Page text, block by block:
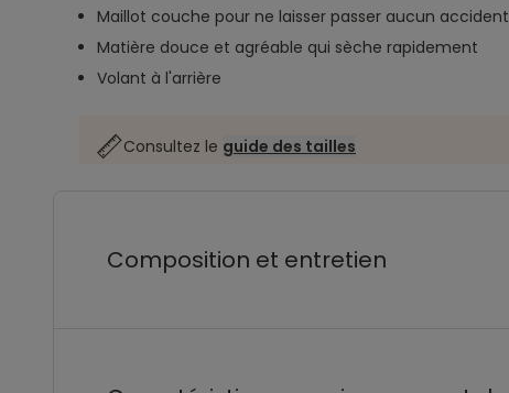
Maillot couche pour ne laisser passer aucun accident
Matière douce et agréable qui sèche rapidement
Volant à l'arrière
Consultez le guide des tailles
Composition et entretien